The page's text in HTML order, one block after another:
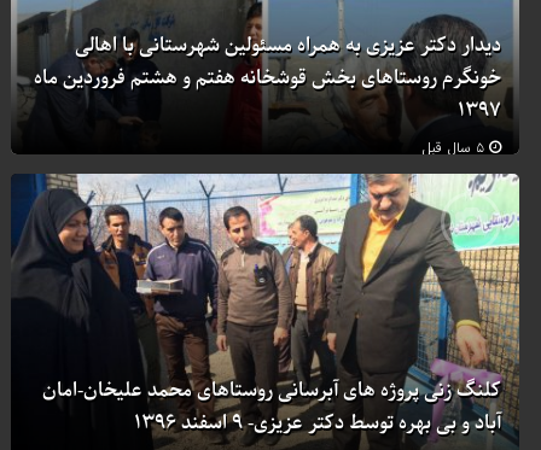
دیدار دکتر عزیزی به همراه مسئولین شهرستانی با اهالی
خونگرم روستاهای بخش قوشخانه هفتم و هشتم فروردین ماه
۱۳۹۷
۵ سال قبل
کلنگ زنی پروژه های آبرسانی روستاهای محمد علیخان-امان
آباد و بی بهره توسط دکتر عزیزی- ۹ اسفند ۱۳۹۶